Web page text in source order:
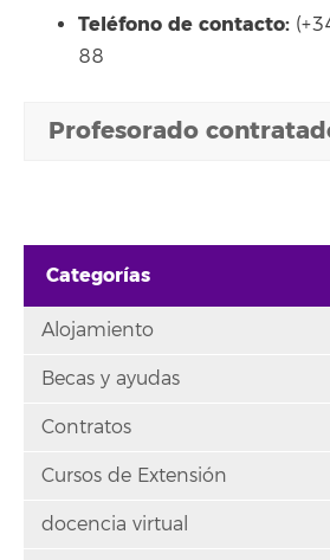
Teléfono de contacto:
88
Profesorado
Categorías
Alojamiento
Becas y ayudas
Contratos
Cursos de Extensión
docencia virtual